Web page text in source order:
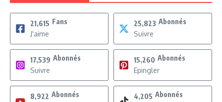
21,615 Fans
J'aime
25,823 Abonnés
Suivre
17,539 Abonnés
Suivre
15,260 Abonnés
Epingler
8,922 Abonnés
4,205 Abonnés